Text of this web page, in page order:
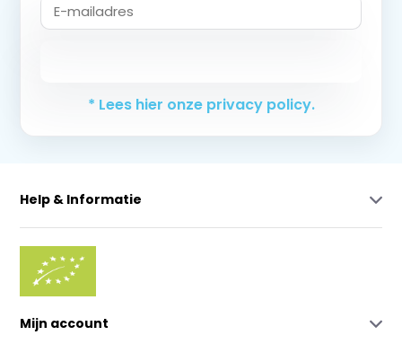
* Lees hier onze privacy policy.
Help & Informatie
Mijn account